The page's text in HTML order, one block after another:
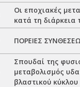
Οι εποχιακές
κατά τη διάρκεια
ΠΟΡΕΙΕΣ
Σπουδαί της
μεταβολισμός
βλαστικού κύκλου